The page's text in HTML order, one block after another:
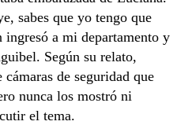
sabes que yo tengo que
a mi departamento y
Según su relato,
de seguridad que
nunca los mostró ni
el tema.